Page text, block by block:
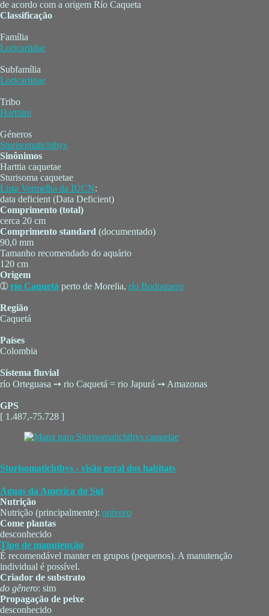
de acordo com a origem Río Caqueta
Classificação
Família
Loricariidae
Subfamília
Loricariinae
Tribo
Harttiini
Géneros
Sturisomatichthys
Sinônimos
Harttia caquetae
Sturisoma caquetae
Lista Vermelha da IUCN:
data deficient (Data Deficient)
Comprimento (total)
cerca 20 cm
Comprimento standard (documentado)
90,0 mm
Tamanho recomendado do aquário
120 cm
Origem
➀río Caquetá perto de Morelia, río Bodoquero
Região
Caquetá
Países
Colombia
Sistema fluvial
río Orteguasa ➙ rio Caquetá = rio Japurá ➙ Amazonas
GPS
[ 1.487,-75.728 ]
Sturisomatichthys - visão geral dos habitats
Águas da América do Sul
Nutrição
Nutrição (principalmente): onívoro
Come plantas
desconhecido
Tipo de manutenção
É recomendável manter en grupos (pequenos). A manutenção
individual é possível.
Criador de substrato
do gênero: sim
Propagação de peixe
desconhecido